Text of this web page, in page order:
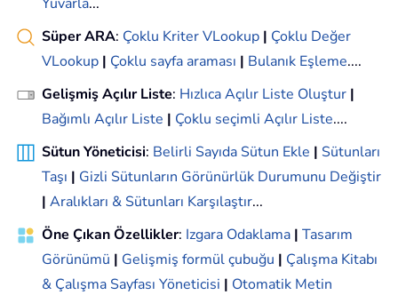
Süper ARA: Çoklu Kriter VLookup | Çoklu Değer
VLookup | Çoklu sayfa araması | Bulanık Eşleme....
Gelişmiş Açılır Liste: Hızlıca Açılır Liste Oluştur |
Bağımlı Açılır Liste | Çoklu seçimli Açılır Liste....
Sütun Yöneticisi: Belirli Sayıda Sütun Ekle | Sütunları
Taşı | Gizli Sütunların Görünürlük Durumunu Değiştir
| Aralıkları & Sütunları Karşılaştır...
Öne Çıkan Özellikler: Izgara Odaklama | Tasarım
Görünümü | Gelişmiş formül çubuğu | Çalışma Kitabı
& Çalışma Sayfası Yöneticisi | Otomatik Metin